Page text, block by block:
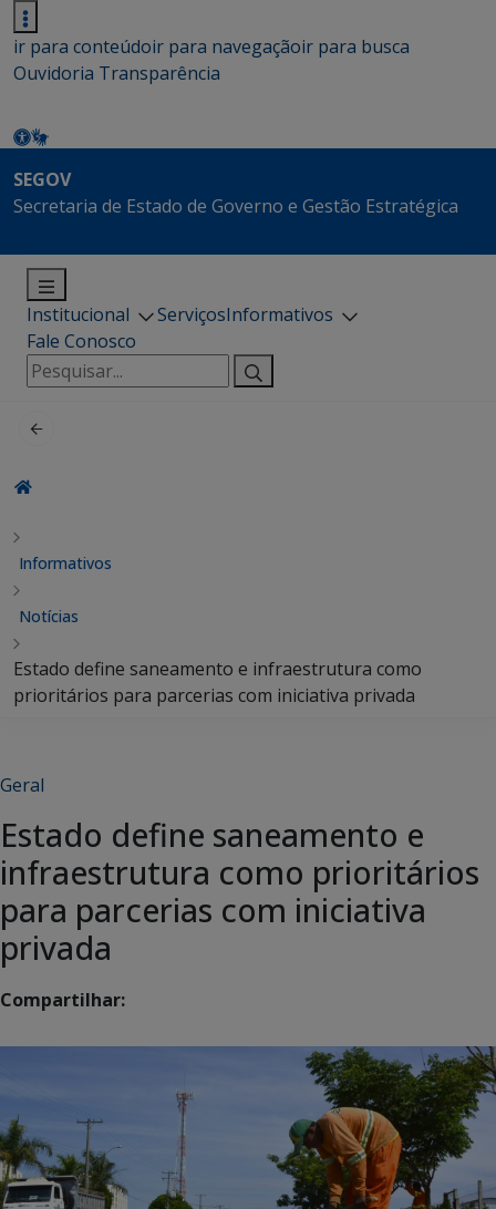
ir para conteúdoir para navegaçãoir para busca
Ouvidoria Transparência
SEGOV
Secretaria de Estado de Governo e Gestão Estratégica
Institucional ServiçosInformativos
Fale Conosco
Pesquisar
por:
Informativos
Notícias
Estado define saneamento e infraestrutura como
prioritários para parcerias com iniciativa privada
Geral
Estado define saneamento e
infraestrutura como prioritários
para parcerias com iniciativa
privada
Compartilhar: